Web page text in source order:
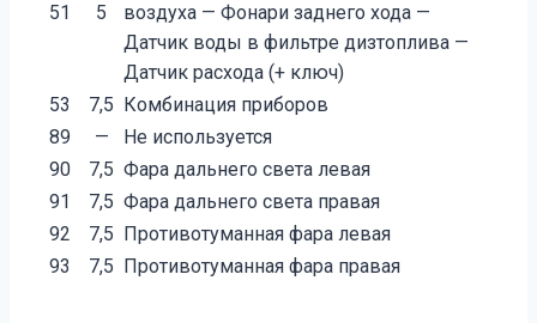
51 5
воздуха — Фонари заднего хода —
Датчик воды в фильтре дизтоплива —
Датчик расхода (+ ключ)
53
7,5
Комбинация приборов
89
—
Не используется
90
7,5 Фара дальнего света левая
91
7,5 Фара дальнего света правая
92
7,5
Противотуманная фара левая
93
7,5 Противотуманная фара правая